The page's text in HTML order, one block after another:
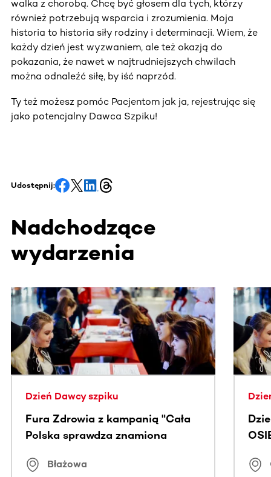
walka z chorobą. Chcę być głosem dla tych, którzy
również potrzebują wsparcia i zrozumienia. Moja
historia to historia siły rodziny i determinacji. Wiem, że
każdy dzień jest wyzwaniem, ale też okazją do
pokazania, że nawet w najtrudniejszych chwilach
można odnaleźć siłę, by iść naprzód.
Ty też możesz pomóc Pacjentom jak ja, rejestrując się
jako potencjalny Dawca Szpiku!
Udostępnij:
Nadchodzące
wydarzenia
Ta sekcja zawiera treści przewijane w poziomie. Użyj
Dzień Dawcy szpiku
Fura Zdrowia z kampanią "Cała
Polska sprawdza znamiona
Błażowa